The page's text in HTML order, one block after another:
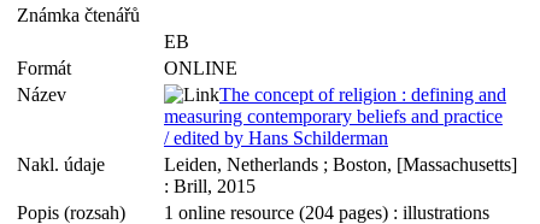
Známka čtenářů
EB
Formát
ONLINE
Název
The concept of religion : defining and
measuring contemporary beliefs and practice
/ edited by Hans Schilderman
Nakl. údaje
Leiden, Netherlands ; Boston, [Massachusetts]
: Brill, 2015
Popis (rozsah)
1 online resource (204 pages) : illustrations